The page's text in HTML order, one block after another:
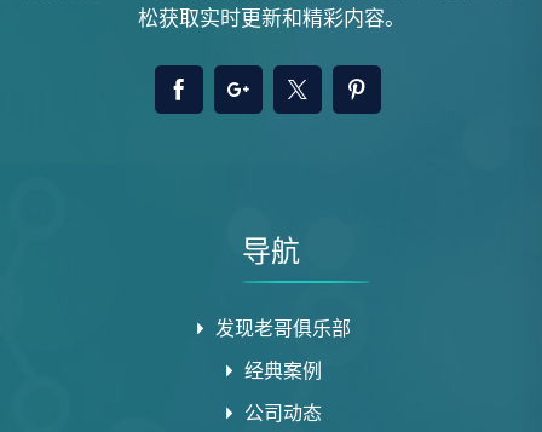
松获取实时更新和精彩内容。
导航
发现老哥俱乐部
经典案例
公司动态